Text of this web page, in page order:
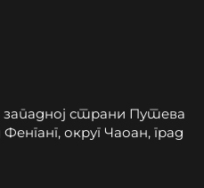
страни Путева
округ Чаоан, град